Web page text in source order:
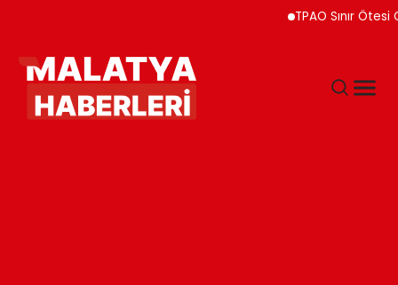
TPAO Sınır Ötesi